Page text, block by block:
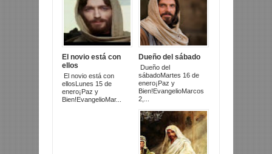
El novio está con
ellos
El novio está con
ellosLunes 15 de
enero¡Paz y
Bien!EvangelioMar...
Dueño del sábado
Dueño del
sábadoMartes 16 de
enero¡Paz y
Bien!EvangelioMarcos
2,...